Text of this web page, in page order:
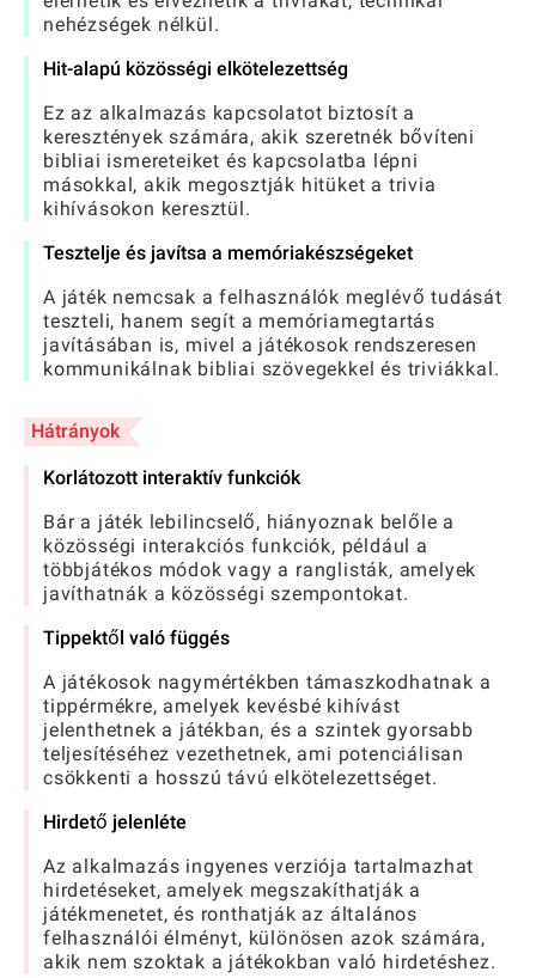
nehézségek nélkül.
Hit-alapú közösségi elkötelezettség
Ez az alkalmazás kapcsolatot biztosít a
keresztények számára, akik szeretnék bővíteni
bibliai ismereteiket és kapcsolatba lépni
másokkal, akik megosztják hitüket a trivia
kihívásokon keresztül.
Tesztelje és javítsa a memóriakészségeket
A játék nemcsak a felhasználók meglévő tudását
teszteli, hanem segít a memóriamegtartás
javításában is, mivel a játékosok rendszeresen
kommunikálnak bibliai szövegekkel és triviákkal.
Hátrányok
Korlátozott interaktív funkciók
Bár a játék lebilincselő, hiányoznak belőle a
közösségi interakciós funkciók, például a
többjátékos módok vagy a ranglisták, amelyek
javíthatnák a közösségi szempontokat.
Tippektől való függés
A játékosok nagymértékben támaszkodhatnak a
tippérmékre, amelyek kevésbé kihívást
jelenthetnek a játékban, és a szintek gyorsabb
teljesítéséhez vezethetnek, ami potenciálisan
csökkenti a hosszú távú elkötelezettséget.
Hirdető jelenléte
Az alkalmazás ingyenes verziója tartalmazhat
hirdetéseket, amelyek megszakíthatják a
játékmenetet, és ronthatják az általános
felhasználói élményt, különösen azok számára,
akik nem szoktak a játékokban való hirdetéshez.